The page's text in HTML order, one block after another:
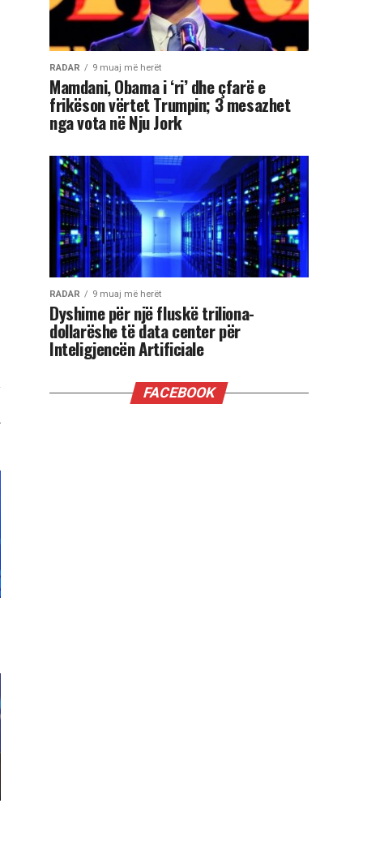
RADAR 9 muaj më herët
Mamdani, Obama i ‘ri’ dhe çfarë e
frikëson vërtet Trumpin; 3 mesazhet
nga vota në Nju Jork
RADAR 9 muaj më herët
Dyshime për një fluskë triliona-
dollarëshe të data center për
Inteligjencën Artificiale
FACEBOOK